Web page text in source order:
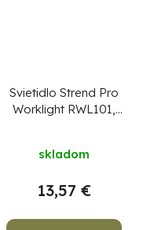
Svietidlo Strend Pro
Worklight RWL101,
skladacie,
nabíjanie
skladom
13,57 €